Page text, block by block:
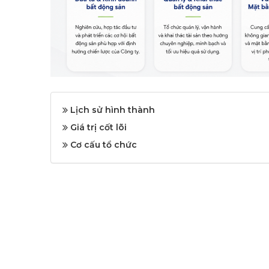
Lịch sử hình thành
Giá trị cốt lõi
Cơ cấu tổ chức